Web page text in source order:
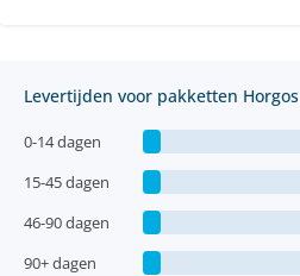
Levertijden voor pakketten Horgos
0-14 dagen
15-45 dagen
46-90 dagen
90+ dagen